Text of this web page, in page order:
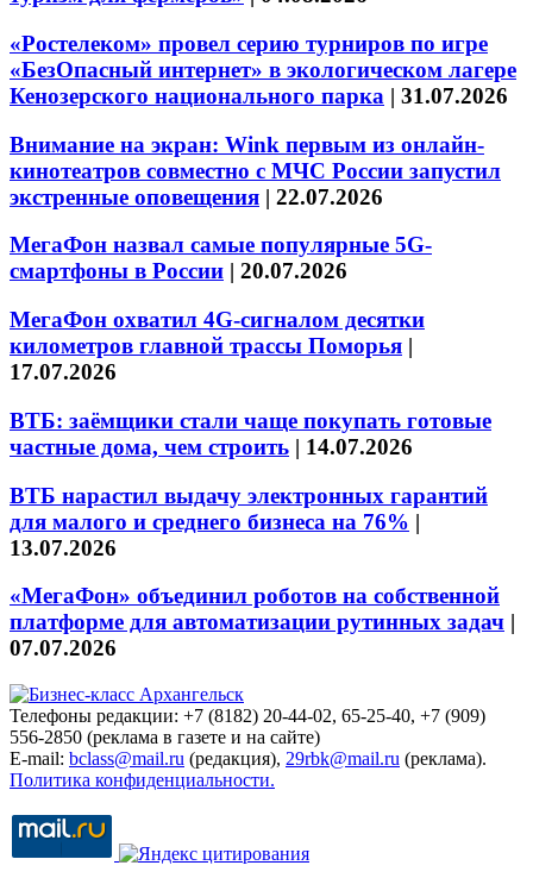
«Ростелеком» провел серию турниров по игре
«БезОпасный интернет» в экологическом лагере
Кенозерского национального парка | 31.07.2026
Внимание на экран: Wink первым из онлайн-
кинотеатров совместно с МЧС России запустил
экстренные оповещения | 22.07.2026
МегаФон назвал самые популярные 5G-
смартфоны в России | 20.07.2026
МегаФон охватил 4G-сигналом десятки
километров главной трассы Поморья |
17.07.2026
ВТБ: заёмщики стали чаще покупать готовые
частные дома, чем строить | 14.07.2026
ВТБ нарастил выдачу электронных гарантий
для малого и среднего бизнеса на 76% |
13.07.2026
«МегаФон» объединил роботов на собственной
платформе для автоматизации рутинных задач |
07.07.2026
Телефоны редакции: +7 (8182) 20-44-02, 65-25-40, +7 (909)
556-2850 (реклама в газете и на сайте)
E-mail: bclass@mail.ru (редакция), 29rbk@mail.ru (реклама).
Политика конфиденциальности.